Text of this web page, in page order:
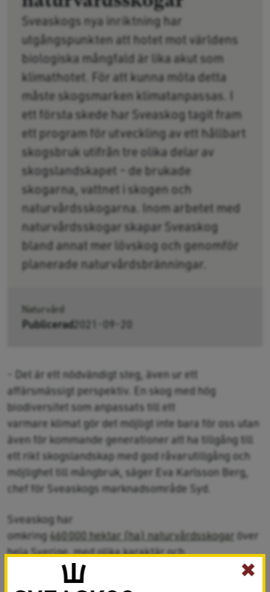
Sveaskogs nya inriktning har
utgångspunkten att hotet mot världens
biologiska mångfald är lika akut som
klimathotet. För att kunna möta detta
måste skogsmarken klimatanpassas. I
ett första skede har Sveaskog tagit fram
ett program för utveckling av ett hållbart
skogsbruk utifrån tre olika delar av
skogslandskapet – de brukade
skogarna, vattnet i skogen och
naturvårdsskogarna. Inom arbetet med
naturvårdsskogar skapar Sveaskog
bland annat mer lövskog och genomför
planerade naturvårdsbränningar.
Naturvård
Publicerad2021-09-20
- Det är ett nödvändigt steg, även ur ett
affärsmässigt perspektiv. En skog med hög
biodiversitet som anpassats till ett
varmare klimat gör det möjligt inte bara för oss utan
även för kommande generationer att ha tillgång till
ett rikt skogslandskap med god råvarutillgång och
möjlighet till mångbruk, säger Eva Karlsson Berg,
chef för Sveaskogs marknadsområde Syd.
Sveaskog har
omkring 460 000 hektar (ha) naturvårdsskogar över
hela Sverige, med olika karaktär och
förutsättningar. En del lämnas helt orörda, i andra
tjänar den biologiska mångfalden på aktiv
✖